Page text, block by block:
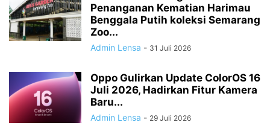
Penanganan Kematian Harimau
Benggala Putih koleksi Semarang
Zoo...
Admin Lensa - 31 Juli 2026
Oppo Gulirkan Update ColorOS 16
Juli 2026, Hadirkan Fitur Kamera
Baru...
Admin Lensa - 29 Juli 2026